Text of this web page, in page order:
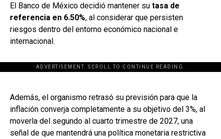
El Banco de México decidió mantener su tasa de
referencia en 6.50%, al considerar que persisten
riesgos dentro del entorno económico nacional e
internacional.
ADVERTISEMENT. SCROLL TO CONTINUE READING.
[adsforwp id="243463"]
Además, el organismo retrasó su previsión para que la
inflación converja completamente a su objetivo del 3%, al
moverla del segundo al cuarto trimestre de 2027, una
señal de que mantendrá una política monetaria restrictiva